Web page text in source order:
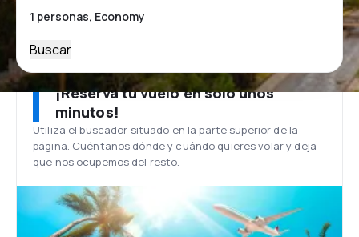
Buscar
¡Reserva tu vuelo en solo unos
minutos!
Utiliza el buscador situado en la parte superior de la
página. Cuéntanos dónde y cuándo quieres volar y deja
que nos ocupemos del resto.